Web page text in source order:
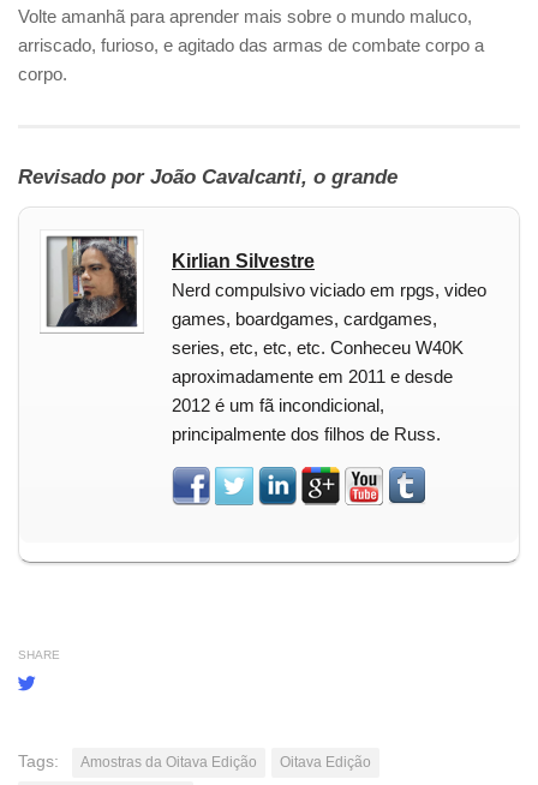
Volte amanhã para aprender mais sobre o mundo maluco,
arriscado, furioso, e agitado das armas de combate corpo a
corpo.
Revisado por João Cavalcanti, o grande
Kirlian Silvestre
Nerd compulsivo viciado em rpgs, video
games, boardgames, cardgames,
series, etc, etc, etc. Conheceu W40K
aproximadamente em 2011 e desde
2012 é um fã incondicional,
principalmente dos filhos de Russ.
SHARE
Tags: Amostras da Oitava Edição
Oitava Edição